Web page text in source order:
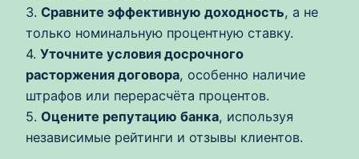
3. Сравните эффективную доходность, а не
только номинальную процентную ставку.
4. Уточните условия досрочного
расторжения договора, особенно наличие
штрафов или перерасчёта процентов.
5. Оцените репутацию банка, используя
независимые рейтинги и отзывы клиентов.